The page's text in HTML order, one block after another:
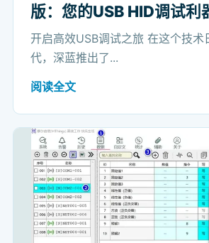
版：您的USB HID调试利
开启高效USB调试之旅 在这个技术
代，深蓝推出了...
阅读全文